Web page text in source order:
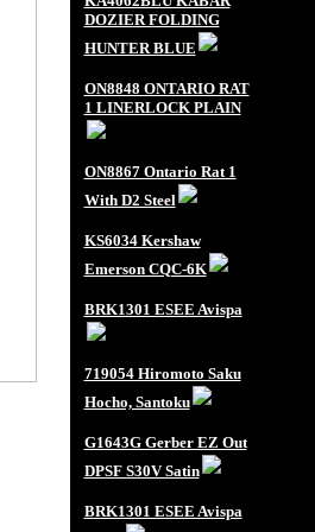
DOZIER FOLDING
HUNTER BLUE
ON8848 ONTARIO RAT
1 LINERLOCK PLAIN
ON8867 Ontario Rat 1
With D2 Steel
KS6034 Kershaw
Emerson CQC-6K
BRK1301 ESEE Avispa
719054 Hiromoto Saku
Hocho, Santoku
G1643G Gerber EZ Out
DPSF S30V Satin
BRK1301 ESEE Avispa